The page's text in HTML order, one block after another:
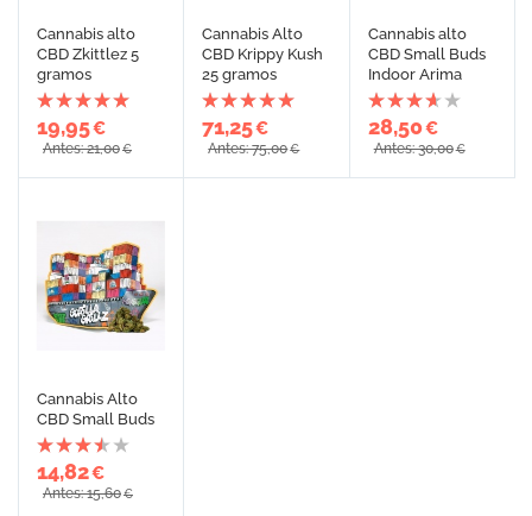
Cannabis alto
CBD Zkittlez 5
gramos
19,95€
Antes: 21,00€
Cannabis Alto
CBD Krippy Kush
25 gramos
71,25€
Antes: 75,00€
Cannabis alto
CBD Small Buds
Indoor Arima
28,50€
Antes: 30,00€
Cannabis Alto
CBD Small Buds
14,82€
Antes: 15,60€